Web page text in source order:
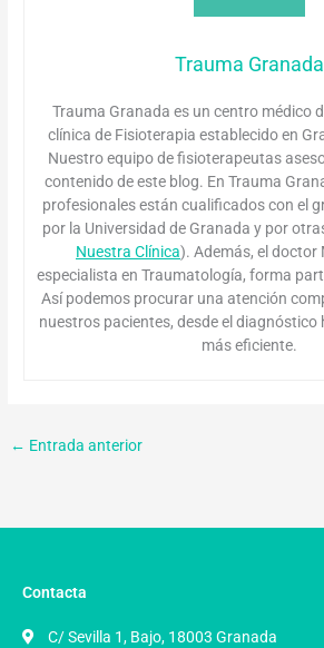
Trauma Granada
Trauma Granada es un centro médico
clínica de Fisioterapia establecido en
Nuestro equipo de fisioterapeutas
contenido de este blog. En Trauma
profesionales están cualificados con el
por la Universidad de Granada y por
Nuestra Clínica). Además, el doctor
especialista en Traumatología, forma
Así podemos procurar una atención
nuestros pacientes, desde el
más eficiente.
← Entrada anterior
Contacta
C/ Sevilla 1, Bajo, 18003 Granada